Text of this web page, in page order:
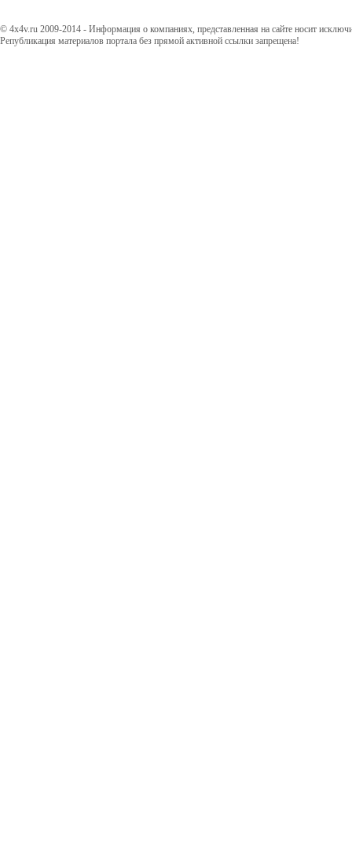
© 4x4v.ru 2009-2014 - Информация о компаниях, представленная на сайте носит
Републикация материалов портала без прямой активной ссылки запрещена!